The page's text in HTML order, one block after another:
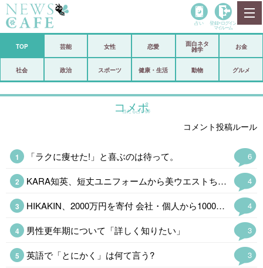
政治
スポーツ
コメントポスト アリ／ナシ
リリース ショップ
当たる占い師
占い 登録• ログイン
マイルーム
TOP 芸能 女性 恋愛
面白ネタ
雑学
お金
社会 政治 スポーツ 健康・生活 動物 グルメ
コメポ
コメント投稿ルール
6
「ラクに痩せた!」と喜ぶのは待って。
4
KARA知英、短丈ユニフォームから美ウエストちらり「脚長すぎてびっくり」
4
HIKAKIN、2000万円を寄付 会社・個人から1000万&1万4400本の…
3
男性更年期について「詳しく知りたい」
3
英語で「とにかく」は何て言う?